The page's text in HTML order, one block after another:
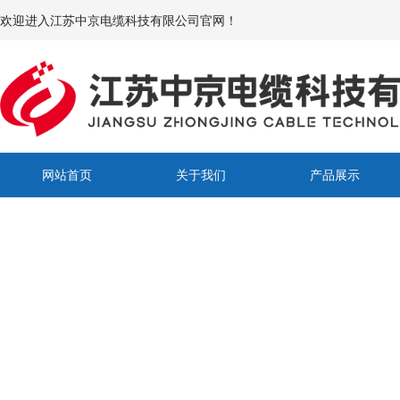
欢迎进入江苏中京电缆科技有限公司官网！
网站首页 关于我们 产品展示